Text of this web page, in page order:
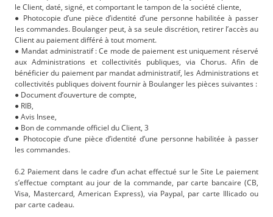
le Client, daté, signé, et comportant le tampon de la société cliente,
● Photocopie d’une pièce d’identité d’une personne habilitée à passer
les commandes. Boulanger peut, à sa seule discrétion, retirer l’accès au
Client au paiement différé à tout moment.
● Mandat administratif : Ce mode de paiement est uniquement réservé
aux Administrations et collectivités publiques, via Chorus. Afin de
bénéficier du paiement par mandat administratif, les Administrations et
collectivités publiques doivent fournir à Boulanger les pièces suivantes :
● Document d’ouverture de compte,
● RIB,
● Avis Insee,
● Bon de commande officiel du Client, 3
● Photocopie d’une pièce d’identité d’une personne habilitée à passer
les commandes.
6.2 Paiement dans le cadre d’un achat effectué sur le Site Le paiement
s’effectue comptant au jour de la commande, par carte bancaire (CB,
Visa, Mastercard, American Express), via Paypal, par carte Illicado ou
par carte cadeau.